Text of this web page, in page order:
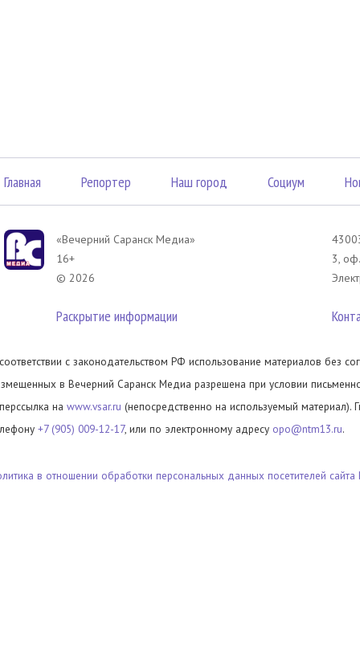
Главная Репортер Наш город Социум
«Вечерний Саранск Mедиа»
16+
© 2026
Раскрытие информации
3,
с законодательством РФ использование материалов без
в Вечерний Саранск Медиа разрешена при условии
на www.vsar.ru (непосредственно на используемый материал).
+7 (905) 009-12-17, или по электронному адресу opo@ntm13.ru.
в отношении обработки персональных данных посетителей